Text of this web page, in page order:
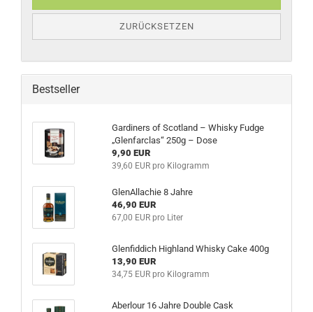
ZURÜCKSETZEN
Bestseller
Gardiners of Scotland – Whisky Fudge
„Glenfarclas“ 250g – Dose
9,90 EUR
39,60 EUR pro Kilogramm
GlenAllachie 8 Jahre
46,90 EUR
67,00 EUR pro Liter
Glenfiddich Highland Whisky Cake 400g
13,90 EUR
34,75 EUR pro Kilogramm
Aberlour 16 Jahre Double Cask